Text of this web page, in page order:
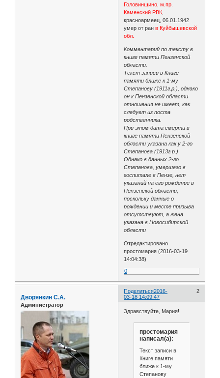
Головинщино, м.пр.
Каменский РВК
красноармеец, 06.01.1942
умер от ранв Куйбышевской
обл.
Комментарий по тексту в
книге памяти Пензенской
области.
Текст записи в Книге
памяти ближе к 1-му
Степанову (1911г.р.), однако
он к Пензенской области
отношения не имеет, как
следует из поста
родственника.
При этом дата смерти в
книге памяти Пензенской
области указана как у 2-го
Степанова (1913г.р.)
Однако в данных 2-го
Степанова, умершего в
госпитале в Пензе, нет
указаний на его рождение в
Пензенской области,
поскольку данные о
рождении и месте призыва
отсутствуют, а жена
указана в Новосибирской
области
Отредактировано
простомария (2016-03-19
14:04:38)
0
Поделиться 2
2016-
03-18 14:09:47
Дворянкин С.А.
Администратор
Здравствуйте, Мария!
простомария
написал(а):
Текст записи в
Книге памяти
ближе к 1-му
Степанову